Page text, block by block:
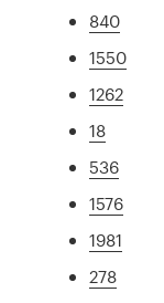
840
1550
1262
18
536
1576
1981
278